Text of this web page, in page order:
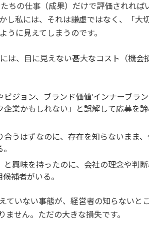
ちの仕事（成果）だけで評価されれば
し私には、それは謙虚ではなく、「大
に見えてしまうのです。
は、目に見えない甚大なコスト（機会
ジョン、ブランド価値’インナーブラン
業かもしれない」と誤解して応募を
合うはずなのに、存在を知らないまま
と興味を持ったのに、会社の理念や判
補者がいる。
ていない事態が、経営者の知らないと
せん。ただの大きな損失です。